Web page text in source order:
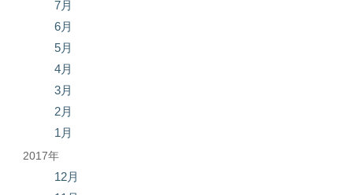
7月
6月
5月
4月
3月
2月
1月
2017年
12月